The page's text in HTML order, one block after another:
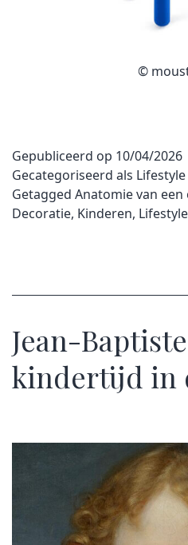
©
Gepubliceerd op 10/04/2026
Gecategoriseerd als Lifestyle
Getagged Anatomie van
Decoratie, Kinderen, Lifestyle
Jean-
kindertijd in